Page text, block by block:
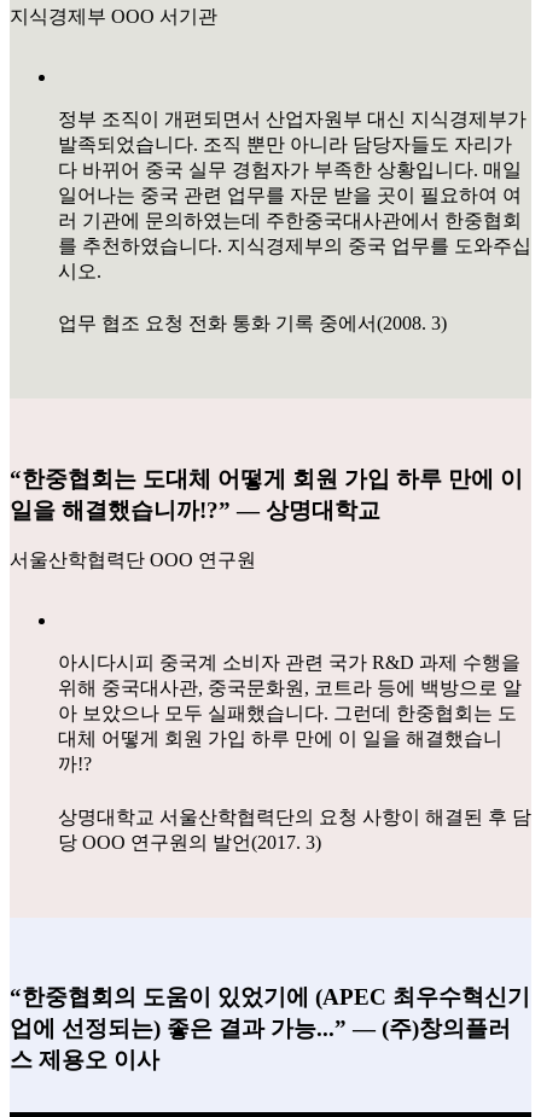
지식경제부 OOO 서기관
정부 조직이 개편되면서 산업자원부 대신 지식경제부가
발족되었습니다. 조직 뿐만 아니라 담당자들도 자리가
다 바뀌어 중국 실무 경험자가 부족한 상황입니다. 매일
일어나는 중국 관련 업무를 자문 받을 곳이 필요하여 여
러 기관에 문의하였는데 주한중국대사관에서 한중협회
를 추천하였습니다. 지식경제부의 중국 업무를 도와주십
시오.
업무 협조 요청 전화 통화 기록 중에서(2008. 3)
“한중협회는 도대체 어떻게 회원 가입 하루 만에 이
일을 해결했습니까!?” ― 상명대학교
서울산학협력단 OOO 연구원
아시다시피 중국계 소비자 관련 국가 R&D 과제 수행을
위해 중국대사관, 중국문화원, 코트라 등에 백방으로 알
아 보았으나 모두 실패했습니다. 그런데 한중협회는 도
대체 어떻게 회원 가입 하루 만에 이 일을 해결했습니
까!?
상명대학교 서울산학협력단의 요청 사항이 해결된 후 담
당 OOO 연구원의 발언(2017. 3)
“한중협회의 도움이 있었기에 (APEC 최우수혁신기
업에 선정되는) 좋은 결과 가능...” ― (주)창의플러
스 제용오 이사